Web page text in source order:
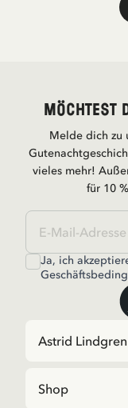
Möchtest
Melde dich zu
vieles mehr!
für 10
Ja, ich
Astrid Lindgren
Shop